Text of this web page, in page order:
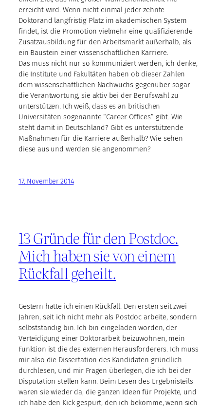
erreicht wird. Wenn nicht einmal jeder zehnte
Doktorand langfristig Platz im akademischen System
findet, ist die Promotion vielmehr eine qualifizierende
Zusatzausbildung für den Arbeitsmarkt außerhalb, als
ein Baustein einer wissenschaftlichen Karriere.
Das muss nicht nur so kommuniziert werden, ich denke,
die Institute und Fakultäten haben ob dieser Zahlen
dem wissenschaftlichen Nachwuchs gegenüber sogar
die Verantwortung, sie aktiv bei der Berufswahl zu
unterstützen. Ich weiß, dass es an britischen
Universitäten sogenannte “Career Offices” gibt. Wie
steht damit in Deutschland? Gibt es unterstützende
Maßnahmen für die Karriere außerhalb? Wie sehen
diese aus und werden sie angenommen?
17. November 2014
13 Gründe für den Postdoc.
Mich haben sie von einem
Rückfall geheilt.
Gestern hatte ich einen Rückfall. Den ersten seit zwei
Jahren, seit ich nicht mehr als Postdoc arbeite, sondern
selbstständig bin. Ich bin eingeladen worden, der
Verteidigung einer Doktorarbeit beizuwohnen, mein
Funktion ist die des externen Herausforderers. Ich muss
mir also die Dissertation des Kandidaten gründlich
durchlesen, und mir Fragen überlegen, die ich bei der
Disputation stellen kann. Beim Lesen des Ergebnisteils
waren sie wieder da, die ganzen Ideen für Projekte, und
ich habe den Kick gespürt, den ich bekomme, wenn sich